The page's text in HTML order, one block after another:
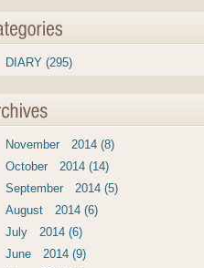
DIARY (295)
November 2014 (8)
October 2014 (14)
September 2014 (5)
August 2014 (6)
July 2014 (6)
June 2014 (9)